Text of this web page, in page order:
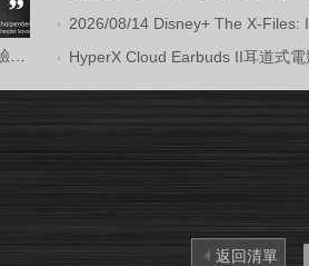
2026/08/14 Disney+ The X-Files:
HyperX Cloud Earbuds II耳道式電
返回清單